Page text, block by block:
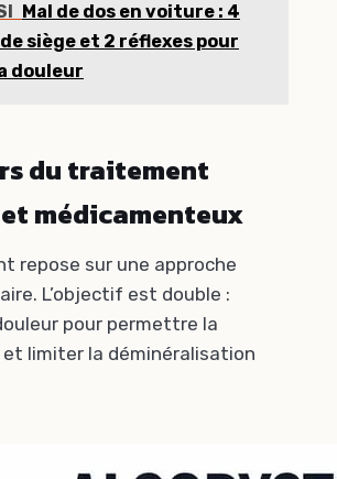
Mal de dos en voiture : 4
siège et 2 réflexes pour
douleur
du traitement
médicamenteux
repose sur une approche
L’objectif est double :
pour permettre la
limiter la déminéralisation